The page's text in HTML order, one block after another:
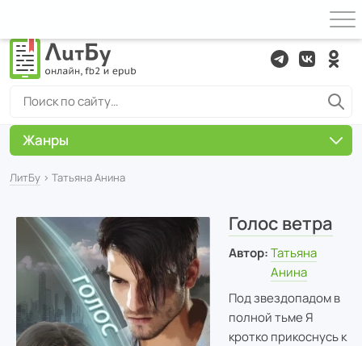
ЛитБу › Татьяна Анина
Голос ветра
Автор: Татьяна
Анина
Под звездопадом в
полной тьме Я
кротко прикоснусь к
Жанры